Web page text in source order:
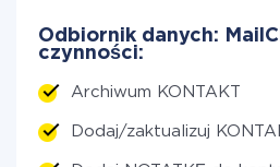
Odbiornik danych:
czynności:
Archiwum KONTAKT
Dodaj/zaktualizuj